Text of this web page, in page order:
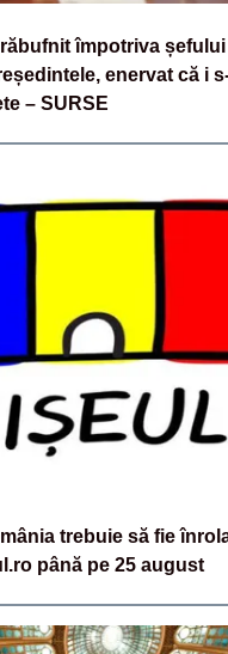
împotriva șefului
enervat că i
– SURSE
trebuie să fie
până pe 25 august